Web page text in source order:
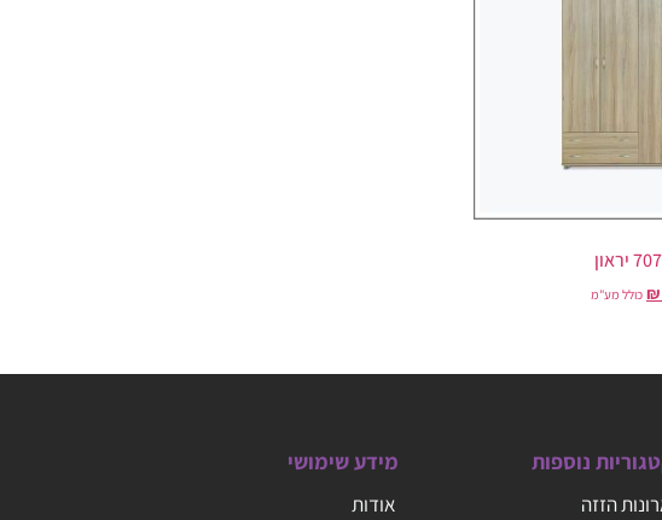
₪ כולל מע"מ
נוספות
הזזה
מידע שימושי
אודות